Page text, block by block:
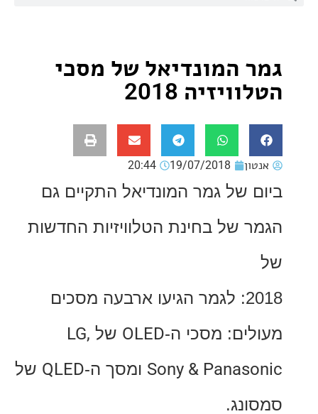
המונדיאל של מסכי
2018
19/07/2018
20:44
של גמר המונדיאל התקיים גם
של בחינת הטלוויזיות החדשות
2018: לגמר הגיעו ארבעה מסכים
מסכי ה- OLED שלLG,
Sony &ומסך ה-QLED של